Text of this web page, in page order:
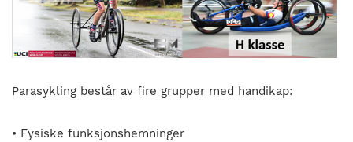
bli
folkesport.
Parasykling består av fire grupper med handikap:
• Fysiske funksjonshemninger